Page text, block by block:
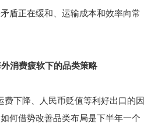
盾正在缓和、运输成本和效率向常
消费疲软下的品类策略
费下降、人民币贬值等利好出口的因
何借势改善品类布局是下半年一个